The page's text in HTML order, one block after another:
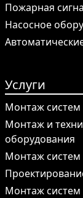
Пожарная
Насосное
Услуги
Монтаж
Монтаж и
оборудования
Монтаж систем
Монтаж